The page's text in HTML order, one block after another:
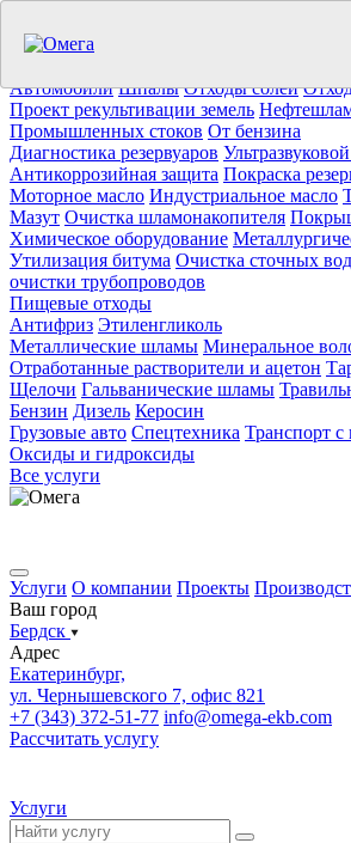
Утилизация отходов (19)
Автомобили Шпалы Отходы солей
Проект рекультивации земель
Промышленных стоков От бензина
Диагностика резервуаров
Антикоррозийная защита Покраска
Моторное масло Индустриальное масло
Мазут Очистка шламонакопителя
Химическое оборудование
Утилизация битума Очистка сточных
очистки трубопроводов
Пищевые отходы
Антифриз Этиленгликоль
Металлические шламы Минеральное
Отработанные растворители и ацетон
Щелочи Гальванические шламы
Бензин Дизель Керосин
Грузовые авто Спецтехника Транспорт с
Оксиды и гидроксиды
Все услуги
Услуги О компании Проекты
Ваш город
Бердск
Адрес
Екатеринбург,
ул. Чернышевского 7, офис 821
+7 (343) 372-51-77 info@omega-ekb.com
Рассчитать услугу
Услуги